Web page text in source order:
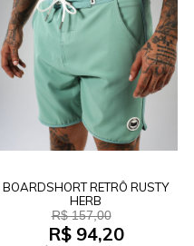
BOARDSHORT RETRÔ RUSTY
HERB
R$ 157,00
R$ 94,20